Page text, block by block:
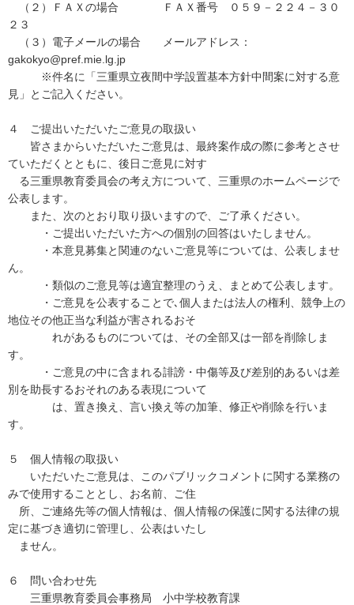
（２）ＦＡＸの場合 ＦＡＸ番号 ０５９－２２４－３０
２３
（３）電子メールの場合 メールアドレス：
gakokyo@pref.mie.lg.jp
※件名に「三重県立夜間中学設置基本方針中間案に対する意
見」とご記入ください。
４ ご提出いただいたご意見の取扱い
皆さまからいただいたご意見は、最終案作成の際に参考とさせ
ていただくとともに、後日ご意見に対す
る三重県教育委員会の考え方について、三重県のホームページで
公表します。
また、次のとおり取り扱いますので、ご了承ください。
・ご提出いただいた方への個別の回答はいたしません。
・本意見募集と関連のないご意見等については、公表しませ
ん。
・類似のご意見等は適宜整理のうえ、まとめて公表します。
・ご意見を公表することで､個人または法人の権利、競争上の
地位その他正当な利益が害されるおそ
れがあるものについては、その全部又は一部を削除しま
す。
・ご意見の中に含まれる誹謗・中傷等及び差別的あるいは差
別を助長するおそれのある表現について
は、置き換え、言い換え等の加筆、修正や削除を行いま
す。
５ 個人情報の取扱い
いただいたご意見は、このパブリックコメントに関する業務の
みで使用することとし、お名前、ご住
所、ご連絡先等の個人情報は、個人情報の保護に関する法律の規
定に基づき適切に管理し、公表はいたし
ません。
６ 問い合わせ先
三重県教育委員会事務局 小中学校教育課